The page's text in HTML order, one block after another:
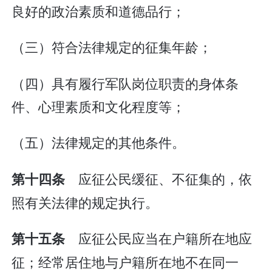
良好的政治素质和道德品行；
（三）符合法律规定的征集年龄；
（四）具有履行军队岗位职责的身体条
件、心理素质和文化程度等；
（五）法律规定的其他条件。
第十四条 应征公民缓征、不征集的，依
照有关法律的规定执行。
第十五条 应征公民应当在户籍所在地应
征；经常居住地与户籍所在地不在同一